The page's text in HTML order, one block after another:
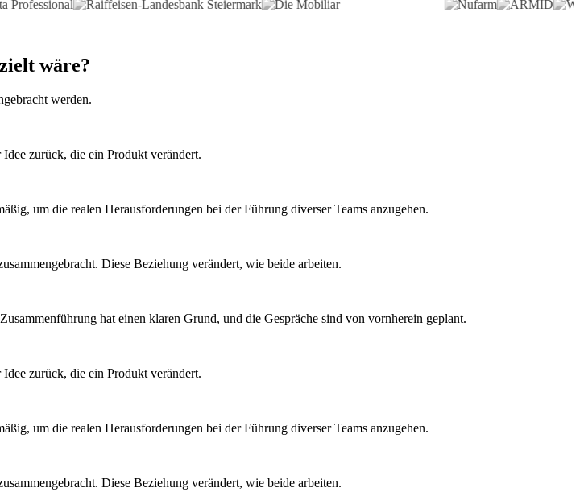
wäre?
werden.
zurück, die ein Produkt verändert.
um die realen Herausforderungen bei der Führung diverser Teams anzugehen.
Diese Beziehung verändert, wie beide arbeiten.
hat einen klaren Grund, und die Gespräche sind von vornherein geplant.
zurück, die ein Produkt verändert.
um die realen Herausforderungen bei der Führung diverser Teams anzugehen.
Diese Beziehung verändert, wie beide arbeiten.